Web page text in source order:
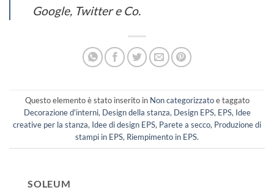
Google, Twitter e Co.
Questo elemento è stato inserito in Non categorizzatoe taggato
Decorazione d'interni, Design della stanza, Design EPS, EPS, Idee
creative per la stanza, Idee di design EPS, Parete a secco, Produzione di
stampi in EPS, Riempimento in EPS.
SOLEUM